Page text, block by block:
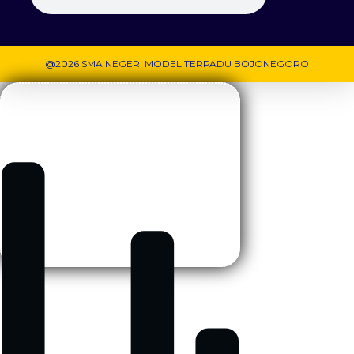
@2026 SMA NEGERI MODEL TERPADU BOJONEGORO